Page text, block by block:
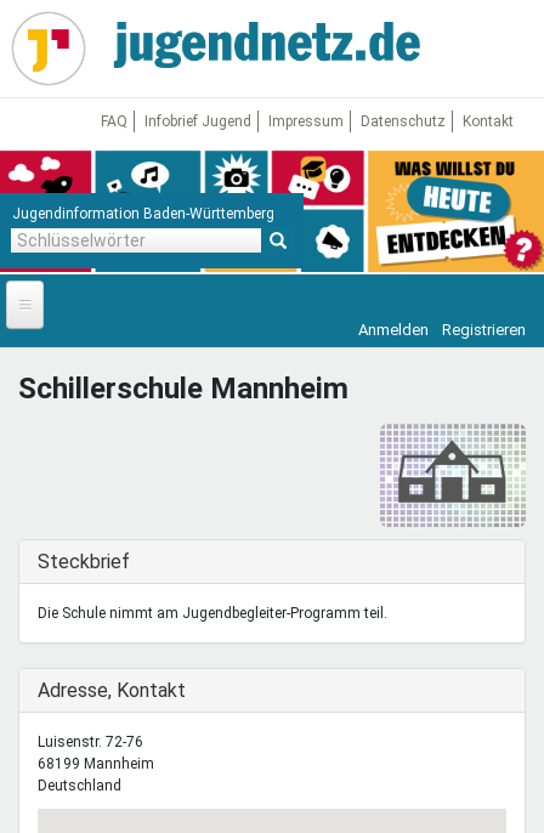
Direkt
zum
Inhalt
FAQ Infobrief Jugend Impressum Datenschutz Kontakt
Jugendinformation Baden-Württemberg
Startseite
News
Mentoren & Projekte
Schule & Beruf
Anmelden Registrieren
Schillerschule Mannheim
Ausblenden
Steckbrief
Die Schule nimmt am Jugendbegleiter-Programm teil.
Ausblenden
Adresse, Kontakt
Luisenstr. 72-76
68199 Mannheim
Deutschland